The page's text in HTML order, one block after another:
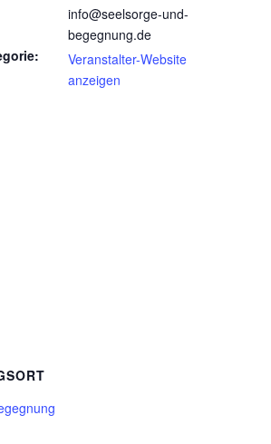
info@seelsorge-und-
begegnung.de
Veranstalter-Website
anzeigen